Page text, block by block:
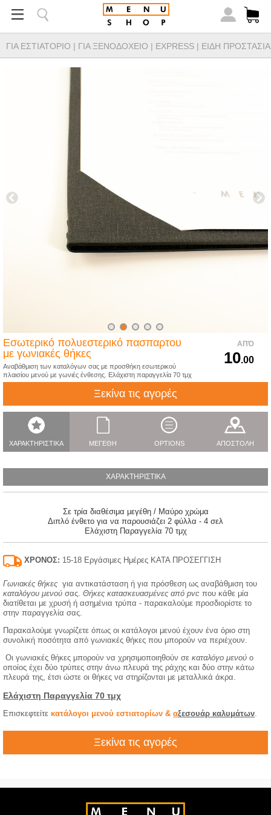
ΓΙΑ ΕΣΤΙΑΤΟΡΙΟ | ΓΙΑ ΞΕΝΟΔΟΧΕΙΟ | EXPRESS | ΕΙΔΗ
ΑΠΌ
10.00
Εσωτερικό πολυεστερικό πασπαρτου
με γωνιακές θήκες
Αναβάθμιση των καταλόγων σας με προσθήκη εσωτερικού
πλαισίου μενού με γωνιές ένθεσης. Ελάχιστη παραγγελία 70 τμχ
Ξεκίνα τις αγορές
ΧΑΡΑΚΤΗΡΙΣΤΙΚΑ ΜΕΓΕΘΗ OPTIONS ΑΠΟΣΤΟΛΗ
ΧΑΡΑΚΤΗΡΙΣΤΙΚΑ
Σε τρία διαθέσιμα μεγέθη / Μαύρο χρώμα
Διπλό ένθετο για να παρουσιάζει 2 φύλλα - 4 σελ
Ελάχιστη Παραγγελία 70 τμχ
ΧΡΟΝΟΣ: 15-18 Εργάσιμες Ημέρες ΚΑΤΑ ΠΡΟΣΕΓΓΙΣΗ
Γωνιακές θήκες για αντικατάσταση ή για πρόσθεση ως αναβάθμιση του
καταλόγου μενού σας. Θήκες κατασκευασμένες από pvc που κάθε μία
διατίθεται με χρυσή ή ασημένια τρύπα - παρακαλούμε προσδιορίστε το
στην παραγγελία σας.
Παρακαλούμε γνωρίζετε όπως οι κατάλογοι μενού έχουν ένα όριο στη
συνολική ποσότητα από γωνιακές θήκες που μπορούν να περιέχουν.
Οι γωνιακές θήκες μπορούν να χρησιμοποιηθούν σε καταλόγο μενού ο
οποίος έχει δύο τρύπες στην άνω πλευρά της ράχης και δύο στην κάτω
πλευρά της, έτσι ώστε οι θήκες να στηρίζονται με μεταλλικά άκρα.
Ελάχιστη Παραγγελία 70 τμχ
Επισκεφτείτε κατάλογοι μενού εστιατορίων & αξεσουάρ καλυμάτων.
Ξεκίνα τις αγορές